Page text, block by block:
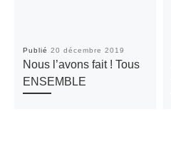
Publié 20 décembre 2019
Nous l’avons fait ! Tous
ENSEMBLE